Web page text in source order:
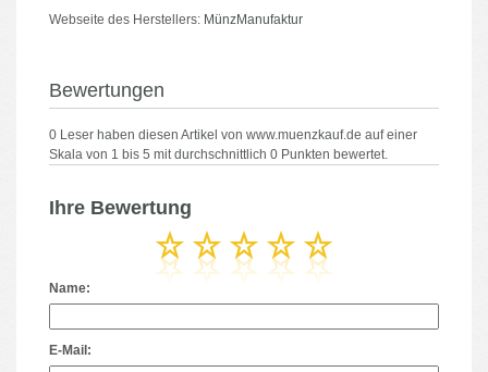
Webseite des Herstellers: MünzManufaktur
Bewertungen
0 Leser haben diesen Artikel von www.muenzkauf.de auf einer
Skala von 1 bis 5 mit durchschnittlich 0 Punkten bewertet.
Ihre Bewertung
Name:
E-Mail: